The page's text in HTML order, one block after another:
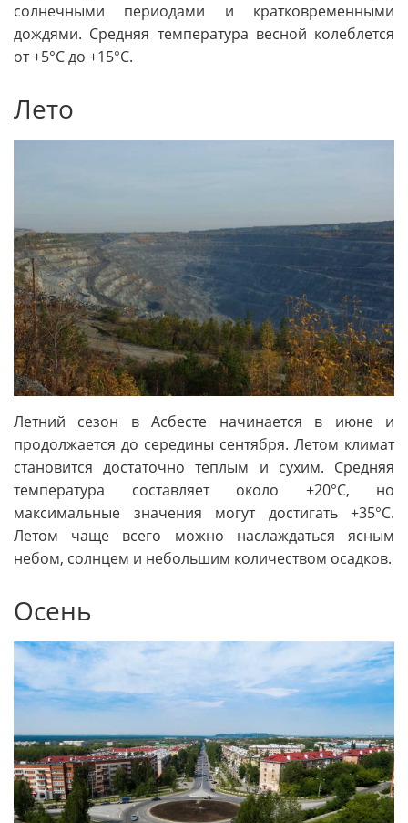
солнечными периодами и кратковременными
дождями. Средняя температура весной колеблется
от +5°C до +15°C.
Лето
Летний сезон в Асбесте начинается в июне и
продолжается до середины сентября. Летом климат
становится достаточно теплым и сухим. Средняя
температура составляет около +20°C, но
максимальные значения могут достигать +35°C.
Летом чаще всего можно наслаждаться ясным
небом, солнцем и небольшим количеством осадков.
Осень